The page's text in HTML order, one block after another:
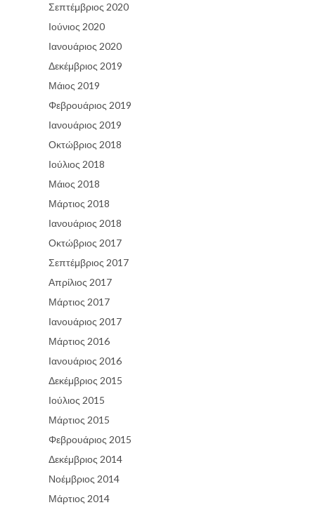
Σεπτέμβριος 2020
Ιούνιος 2020
Ιανουάριος 2020
Δεκέμβριος 2019
Μάιος 2019
Φεβρουάριος 2019
Ιανουάριος 2019
Οκτώβριος 2018
Ιούλιος 2018
Μάιος 2018
Μάρτιος 2018
Ιανουάριος 2018
Οκτώβριος 2017
Σεπτέμβριος 2017
Απρίλιος 2017
Μάρτιος 2017
Ιανουάριος 2017
Μάρτιος 2016
Ιανουάριος 2016
Δεκέμβριος 2015
Ιούλιος 2015
Μάρτιος 2015
Φεβρουάριος 2015
Δεκέμβριος 2014
Νοέμβριος 2014
Μάρτιος 2014